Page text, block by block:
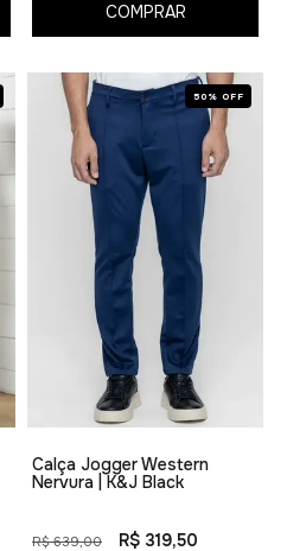
COMPRAR
50% OFF
Calça Jogger Western
Nervura | K&J Black
R$ 639,00 R$ 319,50